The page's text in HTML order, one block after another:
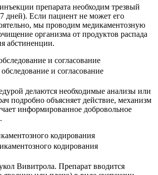
препарата необходим трезвый
дней). Если пациент не может его
мы проводим медикаментозную
организма от продуктов распада
абстиненции.
и согласование
делаются необходимые анализы или
подробно объясняет действие, механизм
информированное добровольное
кодирования
Вивитрола. Препарат вводится